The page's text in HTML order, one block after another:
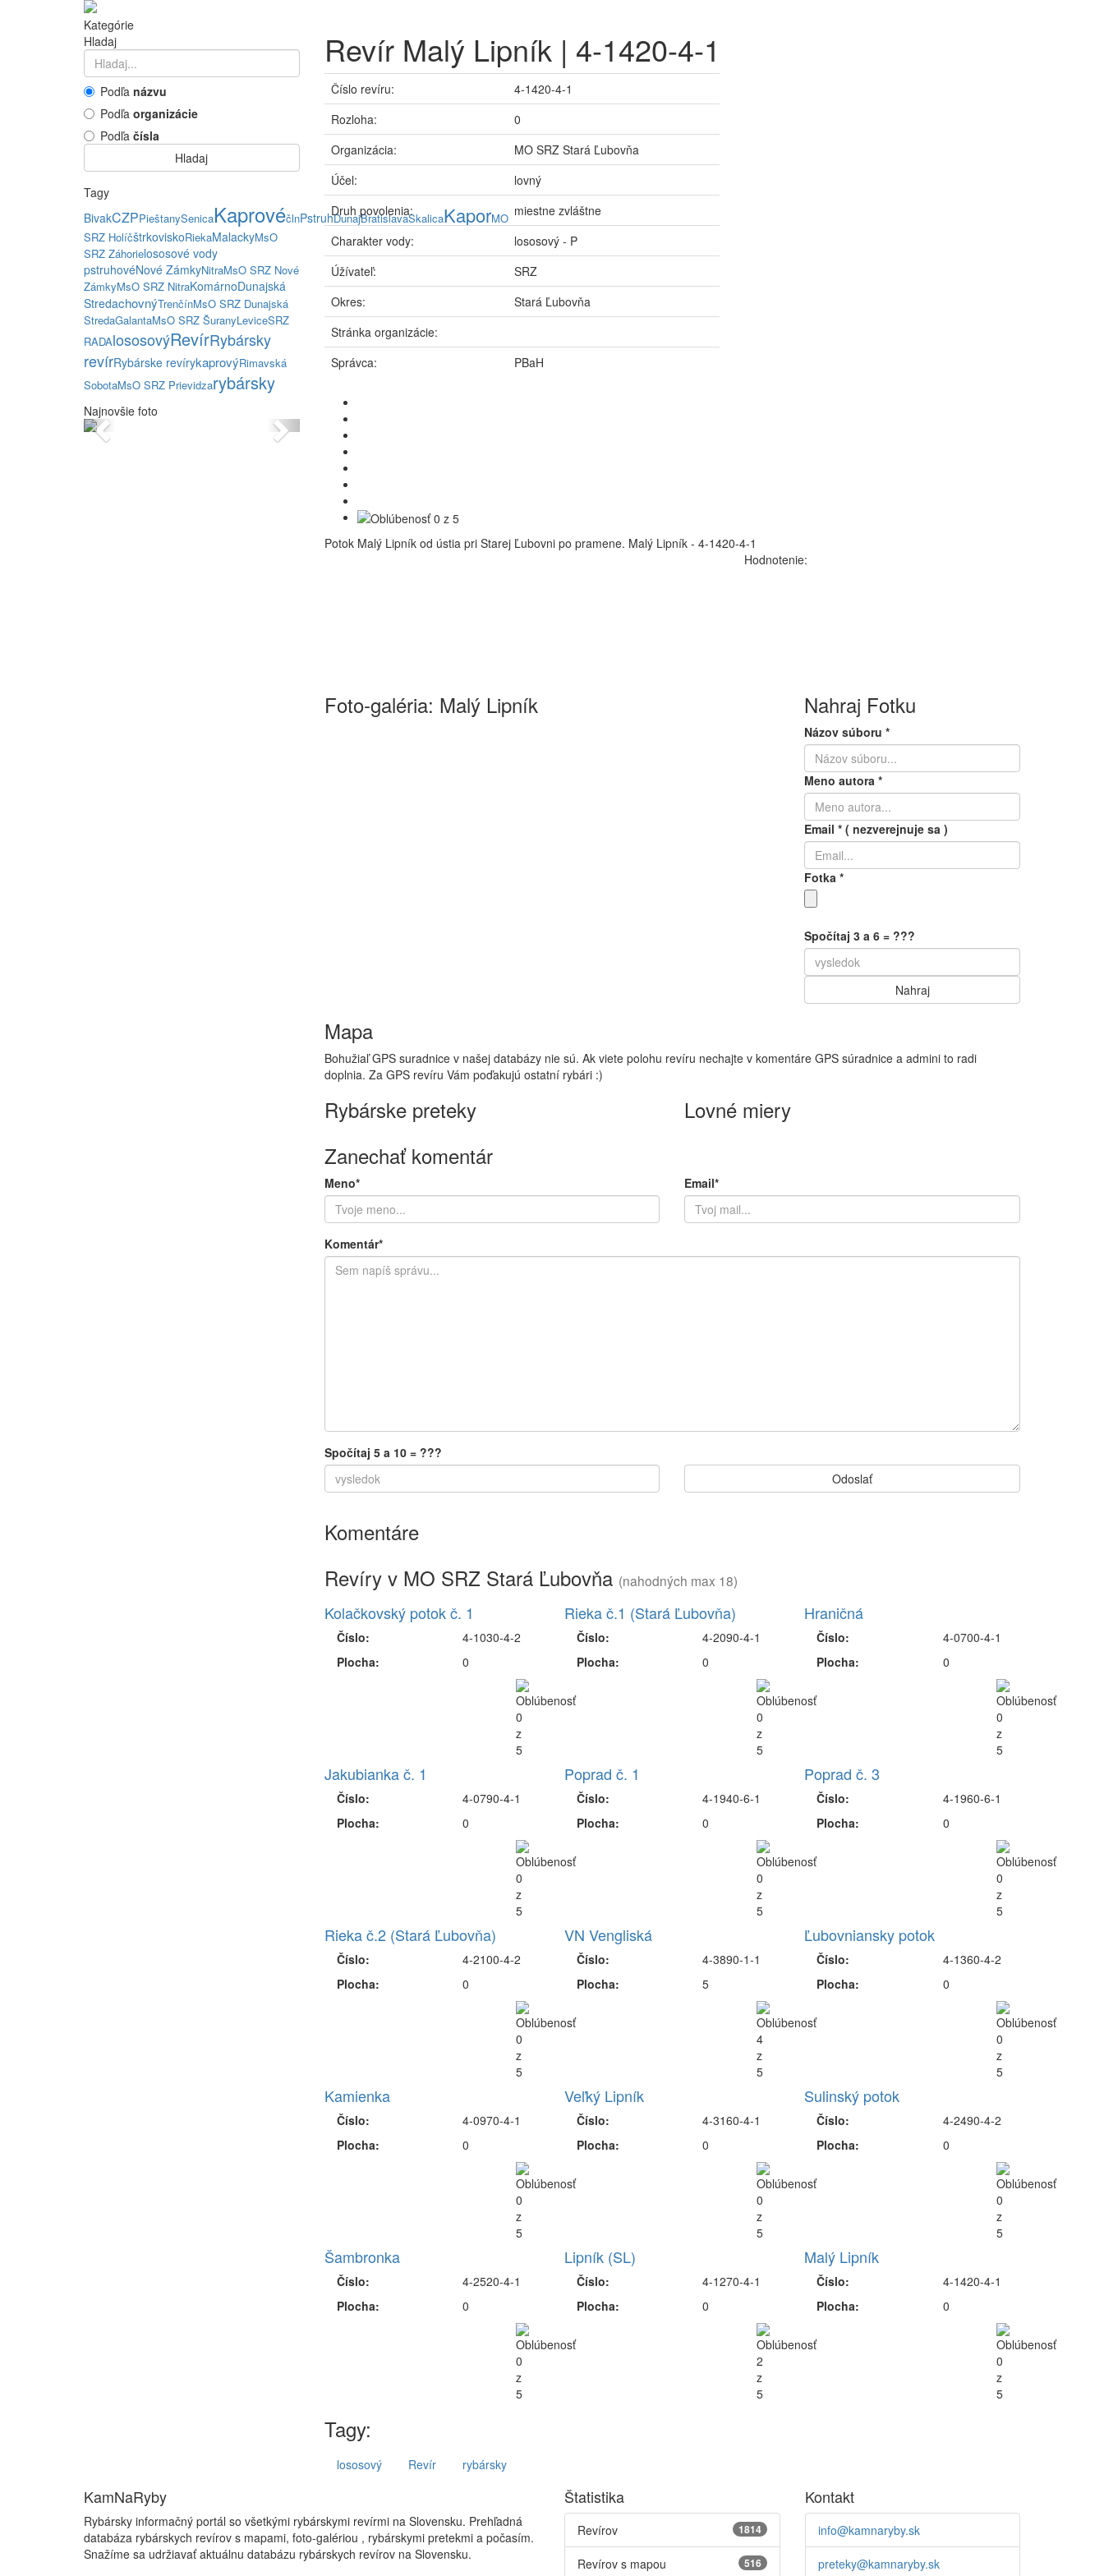
Kategórie
Hladaj
Podľa názvu
Podľa organizácie
Podľa čísla
Hladaj
Tagy
BivakCZPPieštanySenicaKaprovéčlnPstruhDunajBratislavaSkalicaKaporMO
SRZ HolíčštrkoviskoRiekaMalackyMsO
SRZ Záhorielososové vody
pstruhovéNové ZámkyNitraMsO SRZ Nové
ZámkyMsO SRZ NitraKomárnoDunajská
StredachovnýTrenčínMsO SRZ Dunajská
StredaGalantaMsO SRZ ŠuranyLeviceSRZ
RADAlososovýRevírRybársky
revírRybárske revírykaprovýRimavská
SobotaMsO SRZ Prievidzarybársky
Najnovšie foto
Previous Next
Revír Malý Lipník | 4-1420-4-1
Číslo revíru:
4-1420-4-1
Rozloha:
0
Organizácia:
MO SRZ Stará Ľubovňa
Účel:
lovný
Druh povolenia:
miestne zvláštne
Charakter vody:
lososový - P
Úžívateľ:
SRZ
Okres:
Stará Ľubovňa
Stránka organizácie:
Správca:
PBaH
Potok Malý Lipník od ústia pri Starej Ľubovni po pramene. Malý Lipník - 4-1420-4-1
Hodnotenie:
Foto-galéria: Malý Lipník Nahraj Fotku
Názov súboru*
Meno autora*
Email* ( nezverejnuje sa )
Fotka*
Spočítaj 3 a 6 = ???
Mapa
Bohužiaľ GPS suradnice v našej databázy nie sú. Ak viete polohu revíru nechajte v komentáre GPS súradnice a admini to radi
doplnia. Za GPS revíru Vám poďakujú ostatní rybári :)
Rybárske preteky
Lovné miery
Zanechať komentár
Meno* Email*
Komentár*
Spočítaj 5 a 10 = ???
Komentáre
Revíry v MO SRZ Stará Ľubovňa (nahodných max 18)
Kolačkovský potok č. 1
Číslo:
Plocha:
4-1030-4-2
0
Rieka č.1 (Stará Ľubovňa)
Číslo:
Plocha:
4-2090-4-1
0
Hraničná
Číslo:
Plocha:
4-0700-4-1
0
Jakubianka č. 1
Číslo:
Plocha:
4-0790-4-1
0
Poprad č. 1
Číslo:
Plocha:
4-1940-6-1
0
Poprad č. 3
Číslo:
Plocha:
4-1960-6-1
0
Rieka č.2 (Stará Ľubovňa)
Číslo:
Plocha:
4-2100-4-2
0
VN Vengliská
Číslo:
Plocha:
4-3890-1-1
5
Ľubovniansky potok
Číslo:
Plocha:
4-1360-4-2
0
Kamienka
Číslo:
Plocha:
4-0970-4-1
0
Veľký Lipník
Číslo:
Plocha:
4-3160-4-1
0
Sulinský potok
Číslo:
Plocha:
4-2490-4-2
0
Šambronka
Číslo:
Plocha:
4-2520-4-1
0
Lipník (SL)
Číslo:
Plocha:
4-1270-4-1
0
Malý Lipník
Číslo:
Plocha:
4-1420-4-1
0
Tagy:
lososový Revír rybársky
KamNaRyby
Rybársky informačný portál so všetkými rybárskymi revírmi na Slovensku. Prehľadná
databáza rybárskych revírov s mapami, foto-galériou , rybárskymi pretekmi a počasím.
Snažíme sa udržiavať aktuálnu databázu rybárskych revírov na Slovensku.
Štatistika
1814
Revírov
516
Revírov s mapou
Kontakt
info@kamnaryby.sk
preteky@kamnaryby.sk